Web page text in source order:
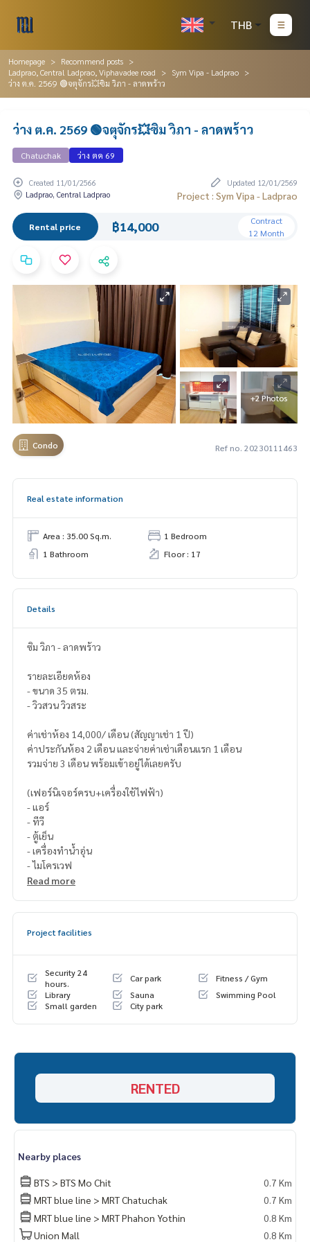
THB
Homepage
Recommend posts
Ladprao, Central Ladprao, Viphavadee road
Sym Vipa - Ladprao
ว่าง ต.ค. 2569 🟢จตุจักร💥ซิม วิภา - ลาดพร้าว
ว่าง ต.ค. 2569 🟢จตุจักร💥ซิม วิภา - ลาดพร้าว
Chatuchak ว่าง ตค 69
Created 11/01/2566
Updated 12/01/2569
Ladprao, Central Ladprao
Project : Sym Vipa - Ladprao
Rental price ฿14,000
Contract
12 Month
+2 Photos
Condo Ref no. 20230111463
Real estate information
Area : 35.00 Sq.m.
1 Bedroom
1 Bathroom
Floor : 17
Details
ซิม วิภา - ลาดพร้าว
รายละเอียดห้อง
- ขนาด 35 ตรม.
- วิวสวน วิวสระ
ค่าเช่าห้อง 14,000/ เดือน (สัญญาเช่า 1 ปี)
ค่าประกันห้อง 2 เดือน และจ่ายค่าเช่าเดือนแรก 1 เดือน
รวมจ่าย 3 เดือน พร้อมเข้าอยู่ได้เลยครับ
(เฟอร์นิเจอร์ครบ+เครื่องใช้ไฟฟ้า)
- แอร์
- ทีวี
- ตู้เย็น
- เครื่องทำน้ำอุ่น
- ไมโครเวฟ
Read more
Project facilities
Security 24
hours.
Car park
Fitness / Gym
Library
Sauna
Swimming Pool
Small garden
City park
RENTED
Nearby places
BTS > BTS Mo Chit
0.7 Km
MRT blue line > MRT Chatuchak
0.7 Km
MRT blue line > MRT Phahon Yothin
0.8 Km
Union Mall
0.8 Km